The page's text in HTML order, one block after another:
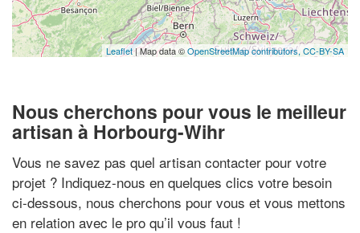
Leaflet| Map data ©OpenStreetMap contributors, CC-BY-SA
Nous cherchons pour vous le meilleur
artisan à Horbourg-Wihr
Vous ne savez pas quel artisan contacter pour votre
projet ? Indiquez-nous en quelques clics votre besoin
ci-dessous, nous cherchons pour vous et vous mettons
en relation avec le pro qu’il vous faut !